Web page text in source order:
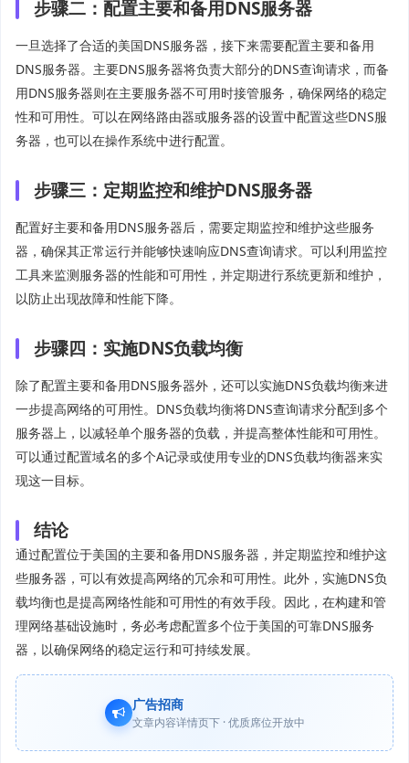
步骤二：配置主要和备用DNS服务器
一旦选择了合适的美国DNS服务器，接下来需要配置主要和备用
DNS服务器。主要DNS服务器将负责大部分的DNS查询请求，而备
用DNS服务器则在主要服务器不可用时接管服务，确保网络的稳定
性和可用性。可以在网络路由器或服务器的设置中配置这些DNS服
务器，也可以在操作系统中进行配置。
步骤三：定期监控和维护DNS服务器
配置好主要和备用DNS服务器后，需要定期监控和维护这些服务
器，确保其正常运行并能够快速响应DNS查询请求。可以利用监控
工具来监测服务器的性能和可用性，并定期进行系统更新和维护，
以防止出现故障和性能下降。
步骤四：实施DNS负载均衡
除了配置主要和备用DNS服务器外，还可以实施DNS负载均衡来进
一步提高网络的可用性。DNS负载均衡将DNS查询请求分配到多个
服务器上，以减轻单个服务器的负载，并提高整体性能和可用性。
可以通过配置域名的多个A记录或使用专业的DNS负载均衡器来实
现这一目标。
结论
通过配置位于美国的主要和备用DNS服务器，并定期监控和维护这
些服务器，可以有效提高网络的冗余和可用性。此外，实施DNS负
载均衡也是提高网络性能和可用性的有效手段。因此，在构建和管
理网络基础设施时，务必考虑配置多个位于美国的可靠DNS服务
器，以确保网络的稳定运行和可持续发展。
广告招商
文章内容详情页下 · 优质席位开放中